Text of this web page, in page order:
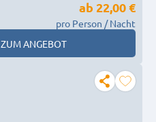
ab 22,00 €
pro Person / Nacht
ZUM ANGEBOT